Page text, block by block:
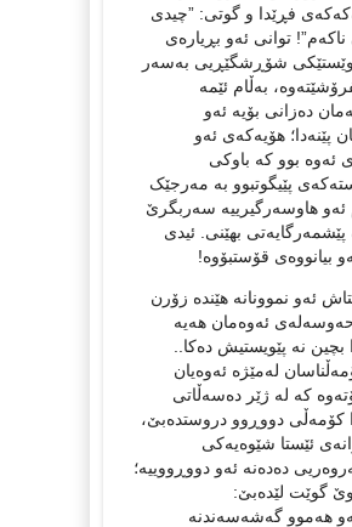
فڕێدا و گوتی: ”چیدی
ناکەم”! توانی ئەو بڕیارەی
شۆڕشگێڕیی بەسەر
بەڵام ئێمە
دەزانی بۆیە ئەو
پێنەدا؛ هۆیەکەی ئەو
ئەوە بوو کە باوکی
پێیگوتبوو بە مەرجێک
ئەو هاوسەرگیرییە سەربگرێ
پێشمەرگایەتی بهێنی. ئیدی
بیانووەی قۆستبۆوە!
ئەو نموونانە هێندە زۆرن
حەوسەلەی ئەوەمان هەیە
بچین نە پێویستیش دەکا..
لەمێژە ئەوەیان
کە لە ژێر دەسەڵاتی
کۆمەڵی دووڕوو دروستدەبێ،
ئێستا شێوەیەکی
دەدەنە ئەو دووڕووییە؛
گوێت لێدەبێ:
هەموو گەشەسەندنە